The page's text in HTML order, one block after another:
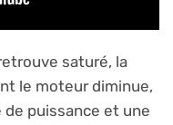
saturé, la
le moteur diminue,
puissance et une